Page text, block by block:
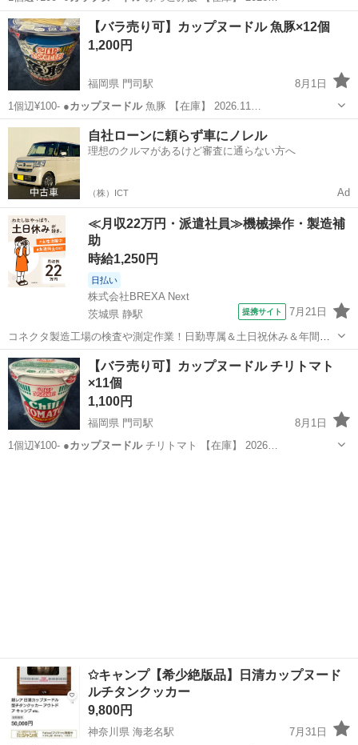
福岡 北九州市 門司駅 食品 カップヌードル
【バラ売り可】カップヌードル 魚豚×12個
1,200円
福岡県 門司駅
8月1日
1個辺¥100- ●カップヌードル 魚豚 【在庫】 2026.11…
福岡 北九州市 食品 カップヌードル
自社ローンに頼らず車にノレル
理想のクルマがあるけど審査に通らない方へ
（株）ICT Ad
≪月収22万円・派遣社員≫機械操作・製造補
助
時給1,250円
日払い
株式会社BREXA Next
茨城県 静駅
提携サイト 7月21日
コネクタ製造工場の検査や測定作業！日勤専属＆土日祝休み＆年間休
日128日★クリーンルーム内作業★マイカー通勤OK＆無料駐車場あり
★就業先食堂利用可！日払い制度あり！《茨城県常陸大宮市》 人気の
工場のお仕事 ◇コネクタ製造工...
茨城 常陸大宮市 静駅
【バラ売り可】カップヌードル チリトマト
×11個
1,100円
福岡県 門司駅
8月1日
1個辺¥100- ●カップヌードル チリトマト 【在庫】 2026…
✩キャンプ【希少絶版品】日清カップヌード
ルチタンクッカー
9,800円
神奈川県 海老名駅
7月31日